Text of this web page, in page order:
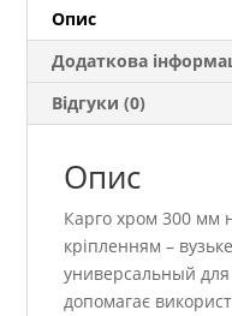
кріпленням
кількість
Опис
Додаткова
Відгуки (0)
Опис
Карго хром 300 мм
кріпленням –
универсальный
допомагає